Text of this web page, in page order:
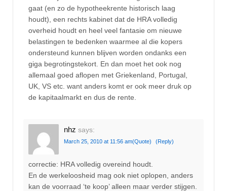
gaat (en zo de hypotheekrente historisch laag
houdt), een rechts kabinet dat de HRA volledig
overheid houdt en heel veel fantasie om nieuwe
belastingen te bedenken waarmee al die kopers
ondersteund kunnen blijven worden ondanks een
giga begrotingstekort. En dan moet het ook nog
allemaal goed aflopen met Griekenland, Portugal,
UK, VS etc. want anders komt er ook meer druk op
de kapitaalmarkt en dus de rente.
nhz says:
March 25, 2010 at 11:56 am(Quote) (Reply)
correctie: HRA volledig overeind houdt.
En de werkeloosheid mag ook niet oplopen, anders
kan de voorraad ‘te koop’ alleen maar verder stijgen.